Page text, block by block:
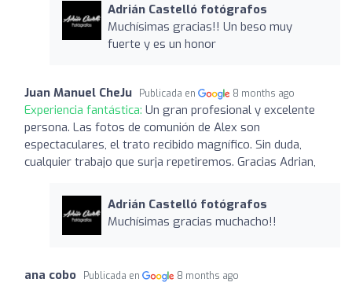
Adrián Castelló fotógrafos
Muchísimas gracias!! Un beso muy
fuerte y es un honor
Juan Manuel CheJu Publicada en 8 months ago
Experiencia fantástica: Un gran profesional y excelente
persona. Las fotos de comunión de Alex son
espectaculares, el trato recibido magnífico. Sin duda,
cualquier trabajo que surja repetiremos. Gracias Adrian,
Adrián Castelló fotógrafos
Muchísimas gracias muchacho!!
ana cobo Publicada en 8 months ago